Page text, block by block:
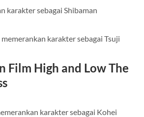
karakter sebagai Shibaman
karakter sebagai Tsuji
Film High and Low The
karakter sebagai Kohei